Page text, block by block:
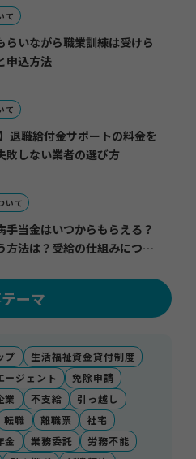
て
らいながら職業訓練は受けら
申込方法
て
退職給付金サポートの料金を
敗しない業者の選び方
いて
手当金はいつからもらえる？
方法は？受給の仕組みについ
ーマ
プ
生活福祉資金貸付制度
ージェント
免除申請
業 不支給
引っ越し
転職 離職票
社宅
金 業務委託
労務不能